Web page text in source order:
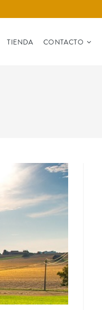
TIENDA CONTACTO